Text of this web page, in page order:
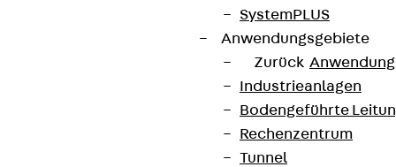
SystemPLUS
Anwendungsgebiete
Zurück
Industrieanlagen
Bodengeführte
Rechenzentrum
Tunnel